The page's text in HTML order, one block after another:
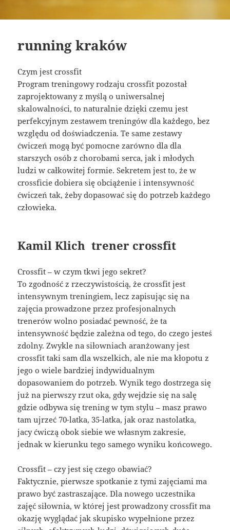
running kraków
Czym jest crossfit
Program treningowy rodzaju crossfit pozostał
zaprojektowany z myślą o uniwersalnej
skalowalności, to naturalnie dzięki czemu jest
perfekcyjnym zestawem treningów dla każdego, bez
względu od doświadczenia. Te same zestawy
ćwiczeń mogą być pomocne zarówno dla dla
starszych osób z chorobami serca, jak i młodych
ludzi w całkowitej formie. Sekretem jest to, że w
crossficie dobiera się obciążenie i intensywność
ćwiczeń tak, żeby dopasować się do potrzeb każdego
człowieka.
Kamil Klich trener crossfit
Crossfit – w czym tkwi jego sekret?
To zgodność z rzeczywistością, że crossfit jest
intensywnym treningiem, lecz zapisując się na
zajęcia prowadzone przez profesjonalnych
trenerów wolno posiadać pewność, że ta
intensywność będzie zależna od tego, do czego jesteś
zdolny. Zwykle na siłowniach aranżowany jest
crossfit taki sam dla wszelkich, ale nie ma kłopotu z
jego o wiele bardziej indywidualnym
dopasowaniem do potrzeb. Wynik tego dostrzega się
już na pierwszy rzut oka, gdy wejdzie się na salę
gdzie odbywa się trening w tym stylu – masz prawo
tam ujrzeć 70-latka, 35-latka, jak oraz nastolatka,
jacy ćwiczą obok siebie we własnym zakresie,
jednak w kierunku tego samego wyniku końcowego.
Crossfit – czy jest się czego obawiać?
Faktycznie, pierwsze spotkanie z tymi zajęciami ma
prawo być zastraszające. Dla nowego uczestnika
zajęć siłownia, w której jest prowadzony crossfit ma
okazję wyglądać jak skupisko wypełnione przez